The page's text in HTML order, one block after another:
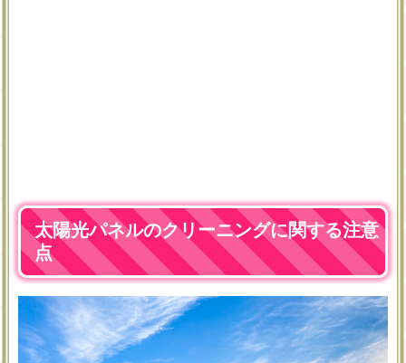
太陽光パネルのクリーニングに関する注意
点